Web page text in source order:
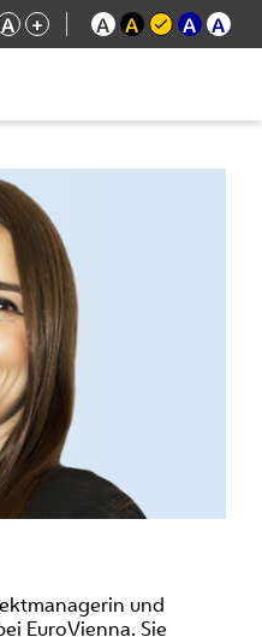
A + A A A A
und
EuroVienna. Sie